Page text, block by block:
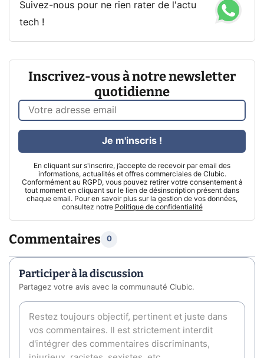
Suivez-nous pour ne rien rater de l'actu
tech !
Inscrivez-vous à notre newsletter
quotidienne
En cliquant sur s'inscrire, j’accepte de recevoir par email des
informations, actualités et offres commerciales de Clubic.
Conformément au RGPD, vous pouvez retirer votre consentement à
tout moment en cliquant sur le lien de désinscription présent dans
chaque email. Pour en savoir plus sur la gestion de vos données,
consultez notre Politique de confidentialité
Je m'inscris !
Commentaires 0
Participer à la discussion
Partagez votre avis avec la communauté Clubic.